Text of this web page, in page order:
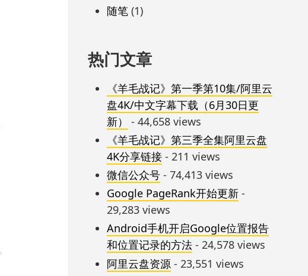
随笔(1)
热门文章
《羊毛战记》第一季第10集/阿里云
盘4K/中文字幕下载（6月30日更
新）
- 44,658 views
《羊毛战记》第三季全集阿里云盘
4K分享链接- 211 views
微信公众号- 74,413 views
Google PageRank开始更新-
29,283 views
Android手机开启Google位置报告
和位置记录的方法- 24,578 views
阿里云盘资源- 23,551 views